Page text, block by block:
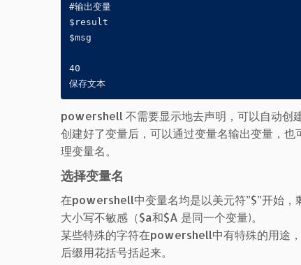
#输出变量
$result
$msg
40
保存文本
powershell 不需要显示地去声明，可以自动创
创建好了变量后，可以通过变量名输出变量，
理变量名。
选择变量名
在powershell中变量名均是以美元符”$”开始
大小写不敏感（$a和$A 是同一个变量)。
某些特殊的字符在powershell中有特殊的用途
后缀用花括号括起来。